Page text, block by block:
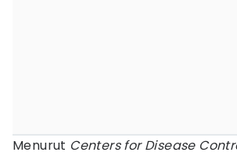
Menurut Centers for Disease